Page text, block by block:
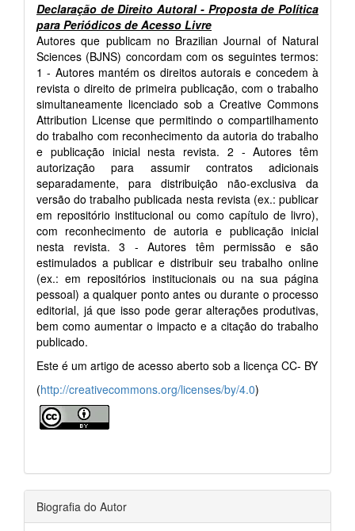
Declaração de Direito Autoral - Proposta de Política
para Periódicos de Acesso Livre
Autores que publicam no Brazilian Journal of Natural
Sciences (BJNS) concordam com os seguintes termos:
1 - Autores mantém os direitos autorais e concedem à
revista o direito de primeira publicação, com o trabalho
simultaneamente licenciado sob a Creative Commons
Attribution License que permitindo o compartilhamento
do trabalho com reconhecimento da autoria do trabalho
e publicação inicial nesta revista. 2 - Autores têm
autorização para assumir contratos adicionais
separadamente, para distribuição não-exclusiva da
versão do trabalho publicada nesta revista (ex.: publicar
em repositório institucional ou como capítulo de livro),
com reconhecimento de autoria e publicação inicial
nesta revista. 3 - Autores têm permissão e são
estimulados a publicar e distribuir seu trabalho online
(ex.: em repositórios institucionais ou na sua página
pessoal) a qualquer ponto antes ou durante o processo
editorial, já que isso pode gerar alterações produtivas,
bem como aumentar o impacto e a citação do trabalho
publicado.
Este é um artigo de acesso aberto sob a licença CC- BY
(http://creativecommons.org/licenses/by/4.0)
Biografia do Autor